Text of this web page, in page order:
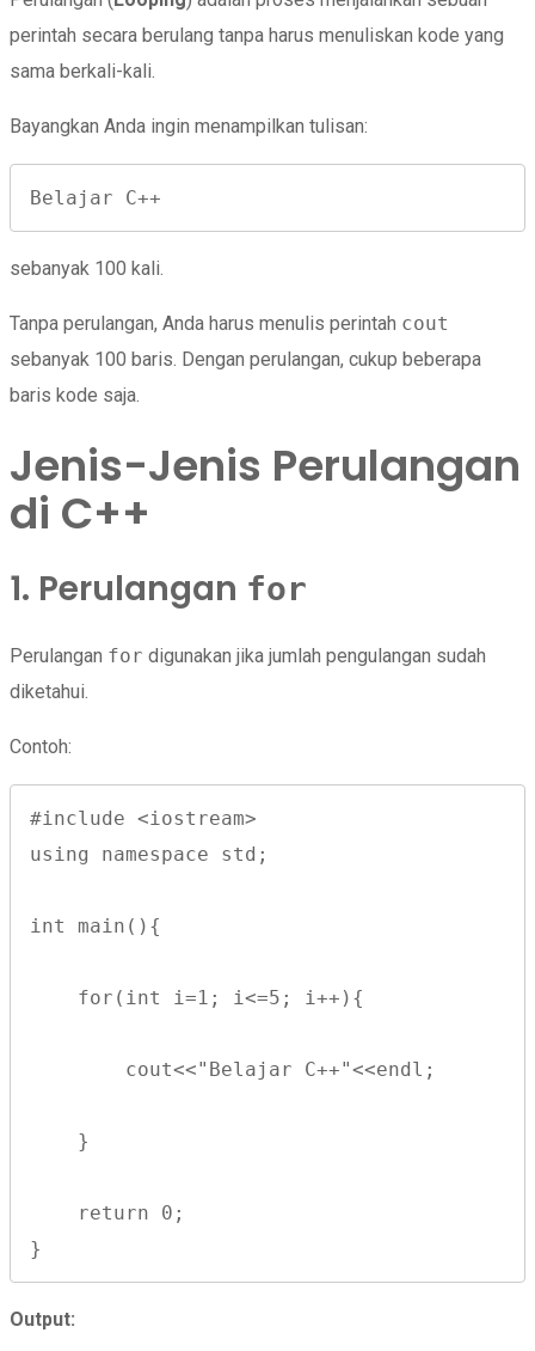
perintah secara berulang tanpa harus menuliskan kode yang
sama berkali-kali.
Bayangkan Anda ingin menampilkan tulisan:
Belajar C++
sebanyak 100 kali.
Tanpa perulangan, Anda harus menulis perintah cout
sebanyak 100 baris. Dengan perulangan, cukup beberapa
baris kode saja.
Jenis-Jenis Perulangan
di C++
1. Perulangan for
Perulangan for digunakan jika jumlah pengulangan sudah
diketahui.
Contoh:
#include <iostream>
using namespace std;
int main(){
    for(int i=1; i<=5; i++){
        cout<<"Belajar C++"<<endl;
    }
    return 0;
}
Output: